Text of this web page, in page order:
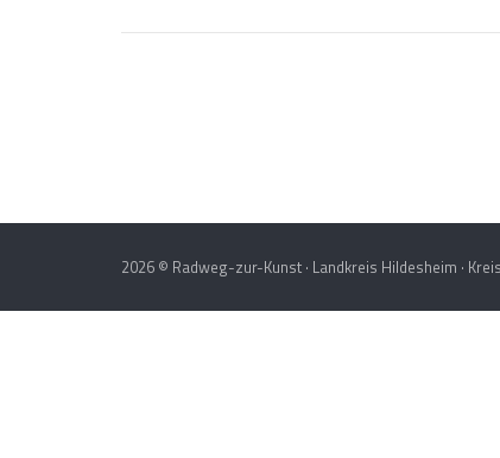
2026 © Radweg-zur-Kunst · Landkreis Hildesheim ·